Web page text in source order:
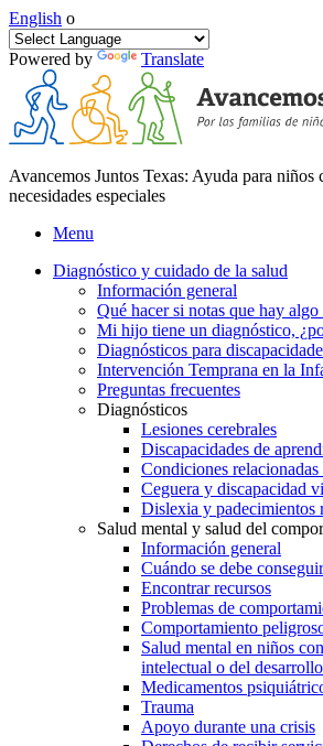
English o
Powered by Translate
Avancemos Juntos Texas: Ayuda para niños
necesidades especiales
Menu
Diagnóstico y cuidado de la salud
Información general
Qué hacer si notas que hay
Mi hijo tiene un diagnóstico,
Diagnósticos para
Intervención Temprana en la
Preguntas frecuentes
Diagnósticos
Lesiones cerebrales
Discapacidades de
Condiciones
Ceguera y discapacidad
Dislexia y padecimientos
Salud mental y salud del
Información general
Cuándo se debe
Encontrar recursos
Problemas de
Comportamiento
Salud mental en niños
intelectual o del desarrollo
Medicamentos
Trauma
Apoyo durante una crisis